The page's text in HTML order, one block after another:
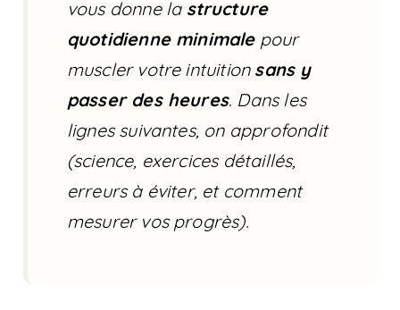
vous donne la structure
quotidienne minimalepour
muscler votre intuition sans y
passer des heures. Dans les
lignes suivantes, on approfondit
(science, exercices détaillés,
erreurs à éviter, et comment
mesurer vos progrès).